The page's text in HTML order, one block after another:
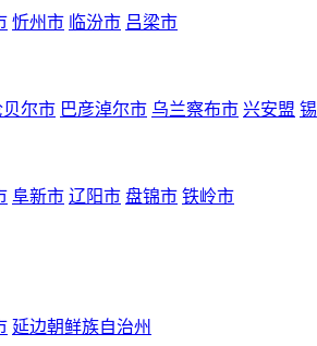
忻州市 临汾市 吕梁市
贝尔市 巴彦淖尔市 乌兰察布市 兴安盟
阜新市 辽阳市 盘锦市 铁岭市
延边朝鲜族自治州